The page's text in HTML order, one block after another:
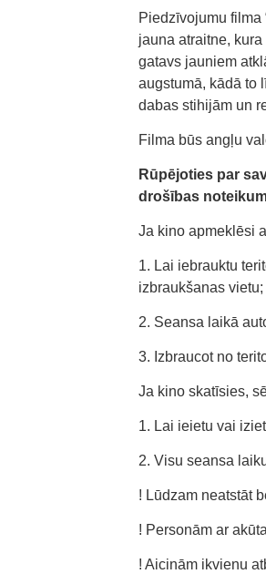
Piedzīvojumu filma
jauna atraitne,
gatavs jauniem
augstumā, kādā to
dabas stihijām un
Filma būs angļu
Rūpējoties par
drošības
Ja kino apmeklēsi
1. Lai iebrauktu
izbraukšanas vietu;
2. Seansa laikā
3. Izbraucot no
Ja kino skatīsies,
1. Lai ieietu vai
2. Visu seansa
! Lūdzam neatstāt
! Personām ar
! Aicinām ikvienu